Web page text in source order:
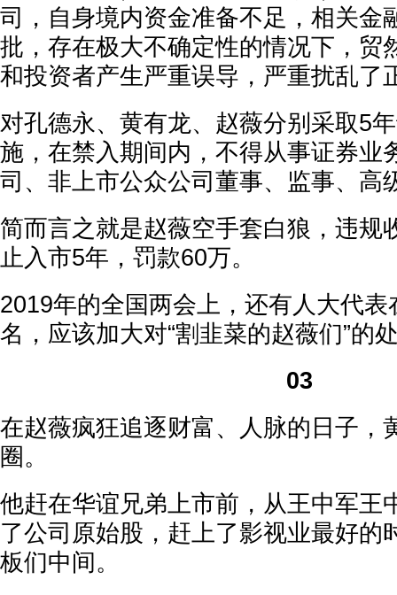
司，自身境内资金准备不足，相关金
批，存在极大不确定性的情况下，贸
和投资者产生严重误导，严重扰乱了
对孔德永、黄有龙、赵薇分别采取5
施，在禁入期间内，不得从事证券业
司、非上市公众公司董事、监事、高
简而言之就是赵薇空手套白狼，违规
止入市5年，罚款60万。
2019年的全国两会上，还有人大代
名，应该加大对“割韭菜的赵薇们”的
03
在赵薇疯狂追逐财富、人脉的日子，
圈。
他赶在华谊兄弟上市前，从王中军王
了公司原始股，赶上了影视业最好的
板们中间。